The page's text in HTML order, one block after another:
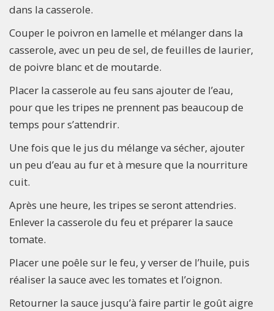
dans la casserole.
Couper le poivron en lamelle et mélanger dans la
casserole, avec un peu de sel, de feuilles de laurier,
de poivre blanc et de moutarde.
Placer la casserole au feu sans ajouter de l’eau,
pour que les tripes ne prennent pas beaucoup de
temps pour s’attendrir.
Une fois que le jus du mélange va sécher, ajouter
un peu d’eau au fur et à mesure que la nourriture
cuit.
Après une heure, les tripes se seront attendries.
Enlever la casserole du feu et préparer la sauce
tomate.
Placer une poêle sur le feu, y verser de l’huile, puis
réaliser la sauce avec les tomates et l’oignon.
Retourner la sauce jusqu’à faire partir le goût aigre